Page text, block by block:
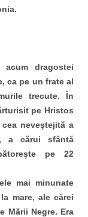
dragostei
ca pe un frate al
trecute. În
pe Hristos
neveştejită a
a cărui sfântă
pe 22
mai minunate
mare, ale cărei
Mării Negre. Era